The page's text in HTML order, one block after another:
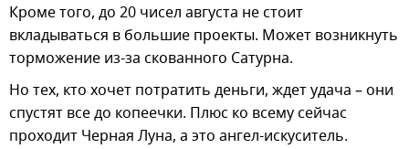
Кроме того, до 20 чисел августа не стоит
вкладываться в большие проекты. Может возникнуть
торможение из-за скованного Сатурна.
Но тех, кто хочет потратить деньги, ждет удача – они
спустят все до копеечки. Плюс ко всему сейчас
проходит Черная Луна, а это ангел-искуситель.